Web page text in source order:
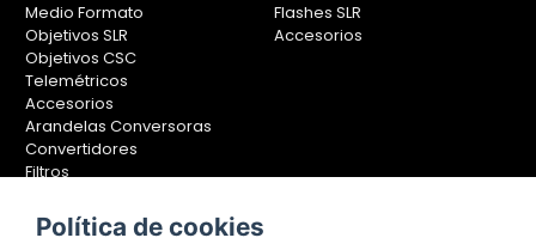
Medio Formato
Objetivos SLR
Objetivos CSC
Telemétricos
Accesorios
Arandelas Conversoras
Convertidores
Filtros
Calibradores
Flashes SLR
Accesorios
Política de cookies